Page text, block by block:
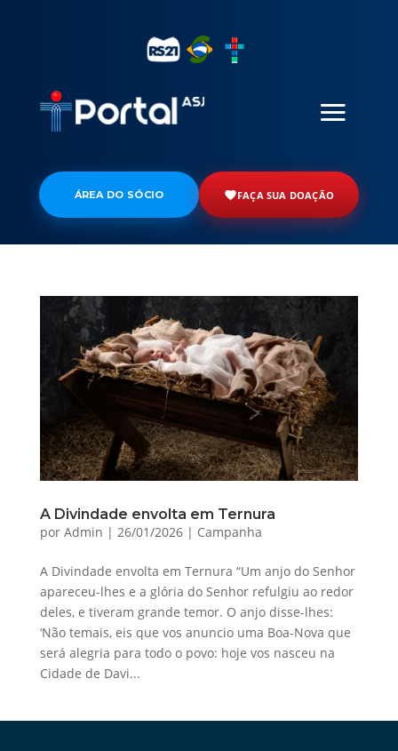
ÁREA DO SÓCIO FAÇA SUA DOAÇÃO
A Divindade envolta em Ternura
por Admin | 26/01/2026| Campanha
A Divindade envolta em Ternura “Um anjo do Senhor
apareceu-lhes e a glória do Senhor refulgiu ao redor
deles, e tiveram grande temor. O anjo disse-lhes:
‘Não temais, eis que vos anuncio uma Boa-Nova que
será alegria para todo o povo: hoje vos nasceu na
Cidade de Davi...